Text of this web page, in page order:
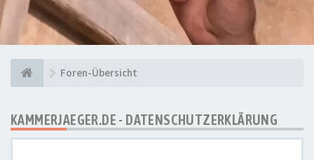
Foren-Übersicht
KAMMERJAEGER.DE - DATENSCHUTZERKLÄRUNG